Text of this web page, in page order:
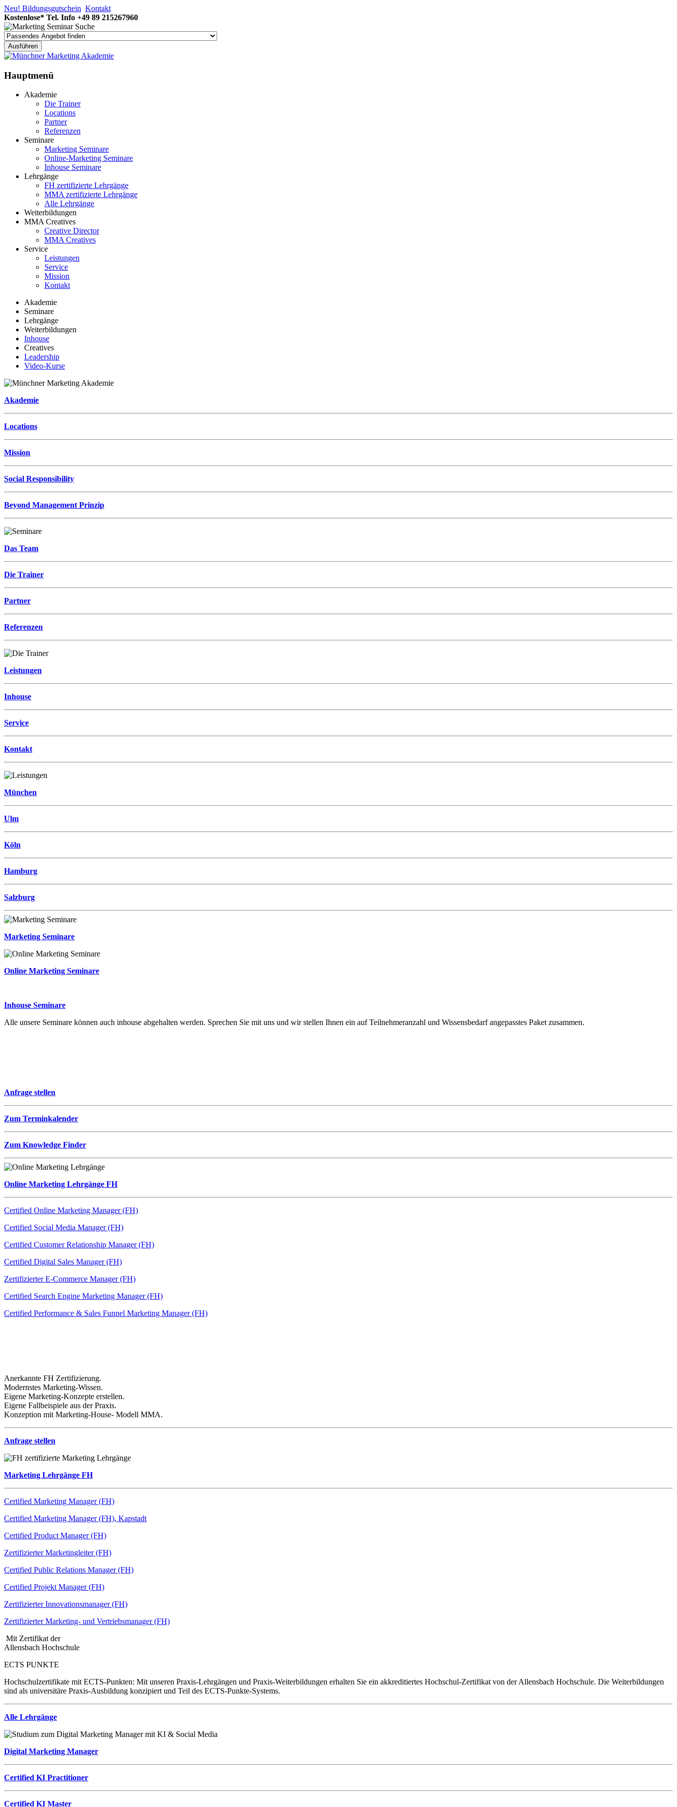
Neu! Bildungsgutschein Kontakt
Kostenlose* Tel. Info +49 89 215267960
Hauptmenü
Akademie
Die Trainer
Locations
Partner
Referenzen
Seminare
Marketing Seminare
Online-Marketing Seminare
Inhouse Seminare
Lehrgänge
FH zertifizierte Lehrgänge
MMA zertifizierte Lehrgänge
Alle Lehrgänge
Weiterbildungen
MMA Creatives
Creative Director
MMA Creatives
Service
Leistungen
Service
Mission
Kontakt
Akademie
Seminare
Lehrgänge
Weiterbildungen
Inhouse
Creatives
Leadership
Video-Kurse
Akademie
Locations
Mission
Social Responsibility
Beyond Management Prinzip
Das Team
Die Trainer
Partner
Referenzen
Leistungen
Inhouse
Service
Kontakt
München
Ulm
Köln
Hamburg
Salzburg
Marketing Seminare
Online Marketing Seminare
Inhouse Seminare
Alle unsere Seminare können auch inhouse abgehalten werden. Sprechen Sie mit uns und wir stellen Ihnen ein auf Teilnehmeranzahl und Wissensbedarf angepasstes Paket zusammen.
Anfrage stellen
Zum Terminkalender
Zum Knowledge Finder
Online Marketing Lehrgänge FH
Certified Online Marketing Manager (FH)
Certified Social Media Manager (FH)
Certified Customer Relationship Manager (FH)
Certified Digital Sales Manager (FH)
Zertifizierter E-Commerce Manager (FH)
Certified Search Engine Marketing Manager (FH)
Certified Performance & Sales Funnel Marketing Manager (FH)
Anerkannte FH Zertifizierung.
Modernstes Marketing-Wissen.
Eigene Marketing-Konzepte erstellen.
Eigene Fallbeispiele aus der Praxis.
Konzeption mit Marketing-House- Modell MMA.
Anfrage stellen
Marketing Lehrgänge FH
Certified Marketing Manager (FH)
Certified Marketing Manager (FH), Kapstadt
Certified Product Manager (FH)
Zertifizierter Marketingleiter (FH)
Certified Public Relations Manager (FH)
Certified Projekt Manager (FH)
Zertifizierter Innovationsmanager (FH)
Zertifizierter Marketing- und Vertriebsmanager (FH)
Mit Zertifikat der
Allensbach Hochschule
ECTS PUNKTE
Hochschulzertifikate mit ECTS-Punkten: Mit unseren Praxis-Lehrgängen und Praxis-Weiterbildungen erhalten Sie ein akkreditiertes Hochschul-Zertifikat von der Allensbach Hochschule. Die Weiterbildungen
sind als universitäre Praxis-Ausbildung konzipiert und Teil des ECTS-Punkte-Systems.
Alle Lehrgänge
Digital Marketing Manager
Certified KI Practitioner
Certified KI Master